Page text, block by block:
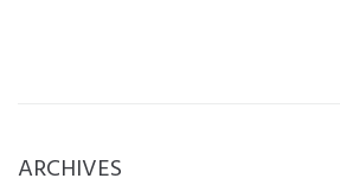
ARCHIVES